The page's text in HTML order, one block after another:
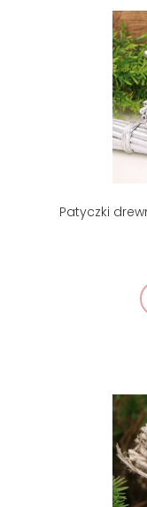
Patyczki